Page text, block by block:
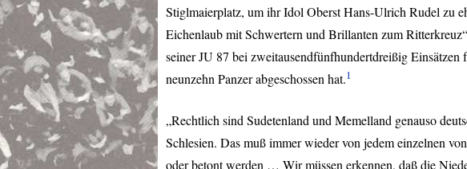
Stiglmaierplatz, um ihr Idol Oberst Hans-Ulrich Rudel zu
Eichenlaub mit Schwertern und Brillanten zum
seiner JU 87 bei zweitausendfünfhundertdreißig Einsätzen
neunzehn Panzer abgeschossen hat.1
„Rechtlich sind Sudetenland und Memelland genauso
Schlesien. Das muß immer wieder von jedem einzelnen
oder betont werden … Wir müssen erkennen, daß die